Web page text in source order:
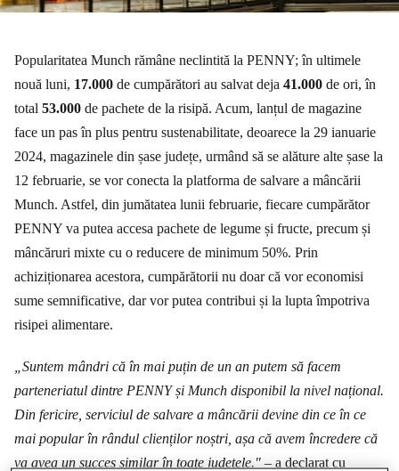
Popularitatea Munch rămâne neclintită la PENNY; în ultimele
nouă luni, 17.000 de cumpărători au salvat deja 41.000 de ori, în
total 53.000 de pachete de la risipă. Acum, lanțul de magazine
face un pas în plus pentru sustenabilitate, deoarece la 29 ianuarie
2024, magazinele din șase județe, urmând să se alăture alte șase la
12 februarie, se vor conecta la platforma de salvare a mâncării
Munch. Astfel, din jumătatea lunii februarie, fiecare cumpărător
PENNY va putea accesa pachete de legume și fructe, precum și
mâncăruri mixte cu o reducere de minimum 50%. Prin
achiziționarea acestora, cumpărătorii nu doar că vor economisi
sume semnificative, dar vor putea contribui și la lupta împotriva
risipei alimentare.
„Suntem mândri că în mai puțin de un an putem să facem
parteneriatul dintre PENNY și Munch disponibil la nivel național.
Din fericire, serviciul de salvare a mâncării devine din ce în ce
mai popular în rândul clienților noștri, așa că avem încredere că
va avea un succes similar în toate județele."– a declarat cu